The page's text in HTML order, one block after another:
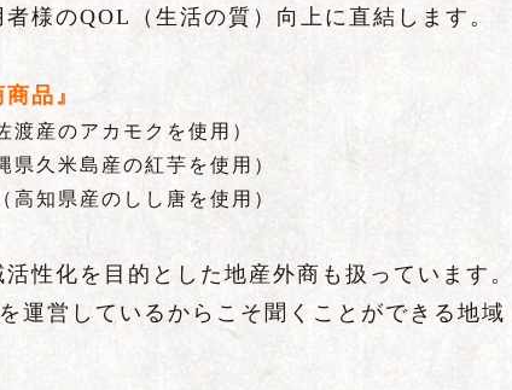
様のQOL（生活の質）向上に直結します。
品』
渡産のアカモクを使用）
県久米島産の紅芋を使用）
高知県産のしし唐を使用）
性化を目的とした地産外商も扱っています。
運営しているからこそ聞くことができる地域